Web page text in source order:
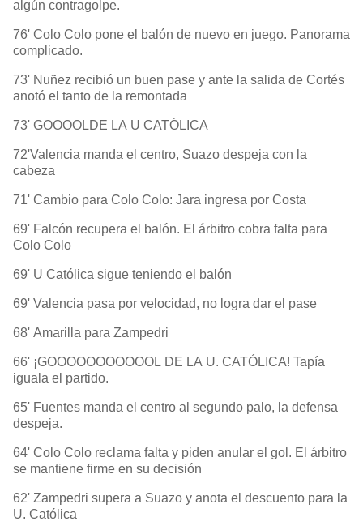
algún contragolpe.
76' Colo Colo pone el balón de nuevo en juego. Panorama
complicado.
73' Nuñez recibió un buen pase y ante la salida de Cortés
anotó el tanto de la remontada
73' GOOOOLDE LA U CATÓLICA
72'Valencia manda el centro, Suazo despeja con la
cabeza
71' Cambio para Colo Colo: Jara ingresa por Costa
69' Falcón recupera el balón. El árbitro cobra falta para
Colo Colo
69' U Católica sigue teniendo el balón
69' Valencia pasa por velocidad, no logra dar el pase
68' Amarilla para Zampedri
66' ¡GOOOOOOOOOOOL DE LA U. CATÓLICA! Tapía
iguala el partido.
65' Fuentes manda el centro al segundo palo, la defensa
despeja.
64' Colo Colo reclama falta y piden anular el gol. El árbitro
se mantiene firme en su decisión
62' Zampedri supera a Suazo y anota el descuento para la
U. Católica